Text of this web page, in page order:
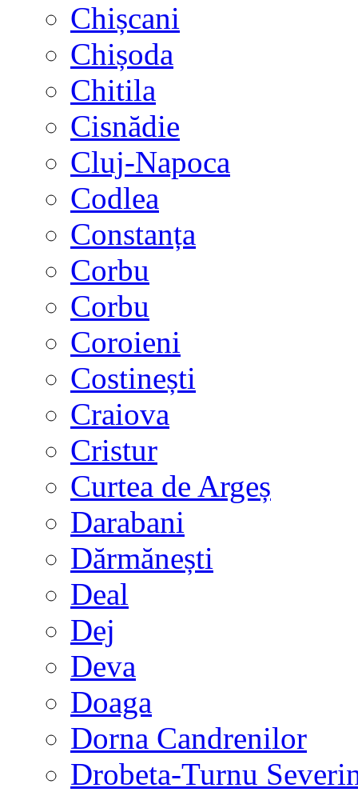
Chișcani
Chișoda
Chitila
Cisnădie
Cluj-Napoca
Codlea
Constanța
Corbu
Corbu
Coroieni
Costinești
Craiova
Cristur
Curtea de Argeș
Darabani
Dărmănești
Deal
Dej
Deva
Doaga
Dorna Candrenilor
Drobeta-Turnu